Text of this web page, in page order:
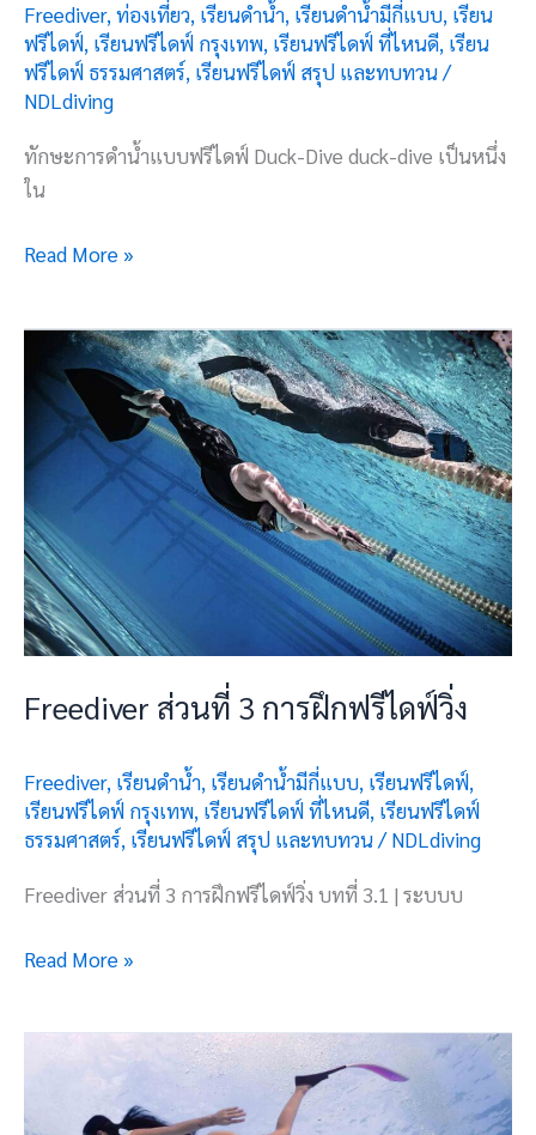
Freediver, ท่องเที่ยว, เรียนดำน้ำ, เรียนดำน้ำมีกี่แบบ, เรียน
ฟรีไดฟ์, เรียนฟรีไดฟ์ กรุงเทพ, เรียนฟรีไดฟ์ ที่ไหนดี, เรียน
ฟรีไดฟ์ ธรรมศาสตร์, เรียนฟรีไดฟ์ สรุป และทบทวน/
NDLdiving
ทักษะการดำน้ำแบบฟรีไดฟ์ Duck-Dive duck-dive เป็นหนึ่ง
ใน
Read More »
Freediver ส่วนที่ 3 การฝึกฟรีไดฟ์วิ่ง
Freediver, เรียนดำน้ำ, เรียนดำน้ำมีกี่แบบ, เรียนฟรีไดฟ์,
เรียนฟรีไดฟ์ กรุงเทพ, เรียนฟรีไดฟ์ ที่ไหนดี, เรียนฟรีไดฟ์
ธรรมศาสตร์, เรียนฟรีไดฟ์ สรุป และทบทวน/NDLdiving
Freediver ส่วนที่ 3 การฝึกฟรีไดฟ์วิ่ง บทที่ 3.1 | ระบบบ
Freediver
ส่วน
3 การ
ฝึก
ฟรี
ไดฟ์
วิ่ง
Read More »
ควร